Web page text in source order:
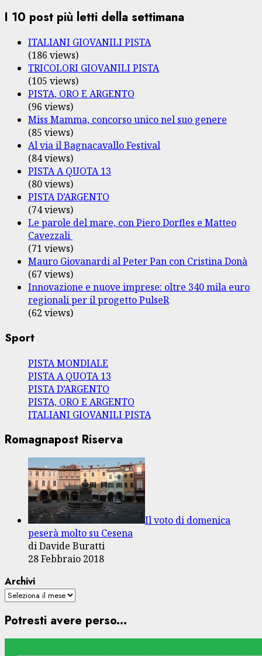
I 10 post più letti della settimana
ITALIANI GIOVANILI PISTA
(186 views)
TRICOLORI GIOVANILI PISTA
(105 views)
PISTA, ORO E ARGENTO
(96 views)
Miss Mamma, concorso unico nel suo genere
(85 views)
Al via il Bagnacavallo Festival
(84 views)
PISTA A QUOTA 13
(80 views)
PISTA D’ARGENTO
(74 views)
Le parole del mare, con Piero Dorfles e Matteo
Cavezzali
(71 views)
Mauro Giovanardi al Peter Pan con Cristina Donà
(67 views)
Innovazione e nuove imprese: oltre 340 mila euro
regionali per il progetto PulseR
(62 views)
Sport
PISTA MONDIALE
PISTA A QUOTA 13
PISTA D’ARGENTO
PISTA, ORO E ARGENTO
ITALIANI GIOVANILI PISTA
Romagnapost Riserva
Il voto di domenica
peserà molto su Cesena
di Davide Buratti
28 Febbraio 2018
Archivi
Potresti avere perso...